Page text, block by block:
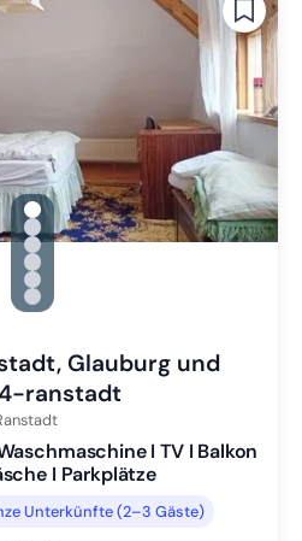
gallery.slide_selector
Zu Slide 1 wechseln
Zu Slide 2 wechseln
Zu Slide 3 wechseln
Zu Slide 4 wechseln
Zu Slide 5 wechseln
Zu Slide 6 wechseln
Glauburg und
ranstadt
I TV I Balkon
I Parkplätze
Unterkünfte (2–3 Gäste)